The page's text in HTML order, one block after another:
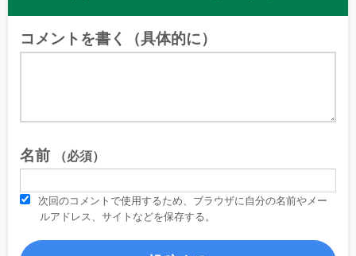
コメントを書く（具体的に）
名前 （必須）
次回のコメントで使用するため、ブラウザに自分の名前やメー
ルアドレス、サイトなどを保存する。